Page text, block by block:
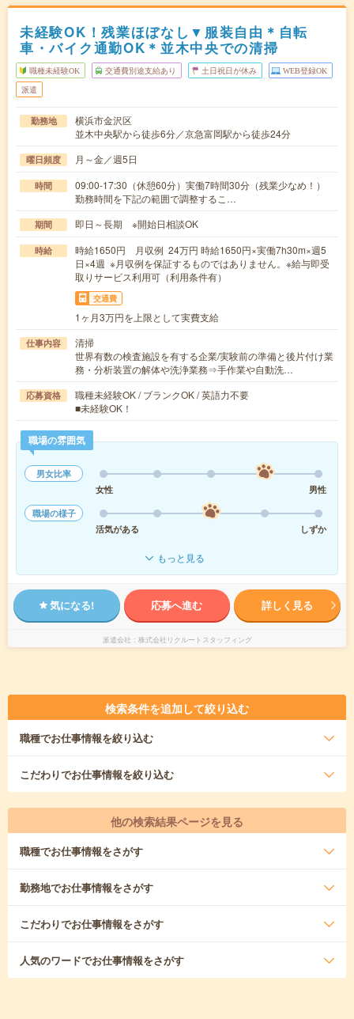
未経験OK！残業ほぼなし▼服装自由＊自転
車・バイク通勤OK＊並木中央での清掃
職種未経験OK 交通費別途支給あり 土日祝日が休み WEB登録OK
派遣
勤務地
横浜市金沢区
並木中央駅から徒歩6分／京急富岡駅から徒歩24分
曜日頻度 月～金／週5日
時間
09:00-17:30（休憩60分）実働7時間30分（残業少なめ！）
勤務時間を下記の範囲で調整するこ…
期間 即日～長期 ※開始日相談OK
時給
時給1650円 月収例 24万円 時給1650円×実働7h30m×週5
日×4週 ※月収例を保証するものではありません。※給与即受
取りサービス利用可（利用条件有）
交通費
1ヶ月3万円を上限として実費支給
仕事内容
清掃
世界有数の検査施設を有する企業/実験前の準備と後片付け業
務・分析装置の解体や洗浄業務⇒手作業や自動洗…
応募資格
職種未経験OK / ブランクOK / 英語力不要
■未経験OK！
職場の雰囲気
男女比率
女性
男性
職場の様子
活気がある
しずか
もっと見る
気になる! 応募へ進む 詳しく見る
派遣会社 株式会社リクルートスタッフィング
検索条件を追加して絞り込む
職種でお仕事情報を絞り込む
こだわりでお仕事情報を絞り込む
他の検索結果ページを見る
職種でお仕事情報をさがす
勤務地でお仕事情報をさがす
こだわりでお仕事情報をさがす
人気のワードでお仕事情報をさがす